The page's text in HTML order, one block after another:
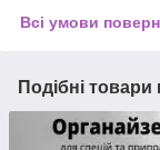
Всі умови
Подібні товари